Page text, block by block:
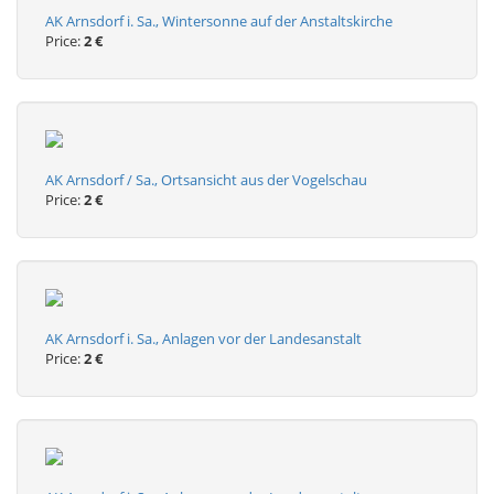
AK Arnsdorf i. Sa., Wintersonne auf der Anstaltskirche
Price:2 €
AK Arnsdorf / Sa., Ortsansicht aus der Vogelschau
Price:2 €
AK Arnsdorf i. Sa., Anlagen vor der Landesanstalt
Price:2 €